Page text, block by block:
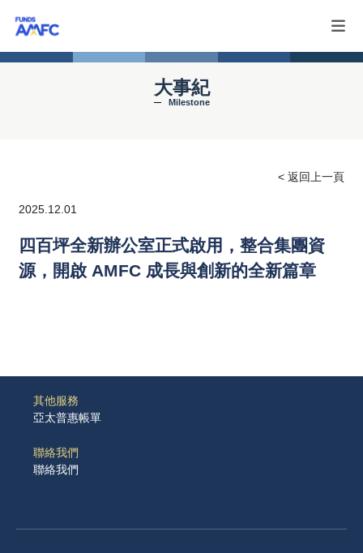
大事紀
Milestone
< 返回上一頁
2025.12.01
四百坪全新辦公室正式啟用，整合集團資
源，開啟 AMFC 成長與創新的全新篇章
其他服務
亞太普惠帳單
聯絡我們
聯絡我們